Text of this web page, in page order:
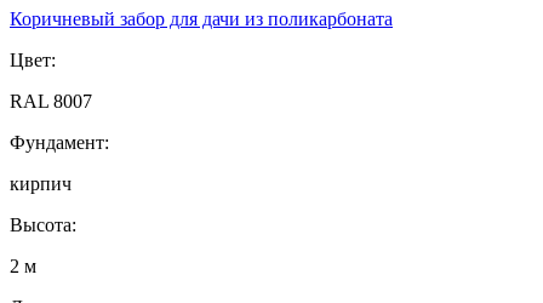
Коричневый забор для дачи из поликарбоната
Цвет:
RAL 8007
Фундамент:
кирпич
Высота:
2 м